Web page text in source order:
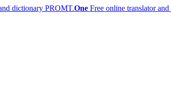
PROMT.One Free online translator